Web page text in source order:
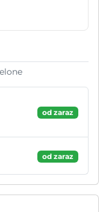
od zaraz
od zaraz